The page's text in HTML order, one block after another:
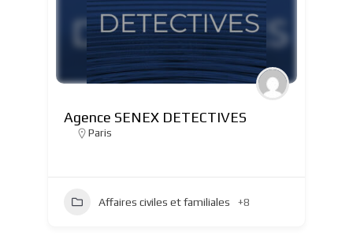
Agence SENEX DETECTIVES
Paris
Affaires civiles et familiales +8